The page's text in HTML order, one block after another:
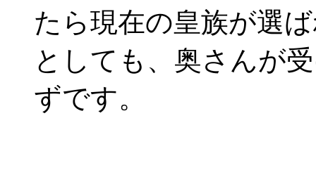
たら現在の皇族が選
としても、奥さんが
ずです。